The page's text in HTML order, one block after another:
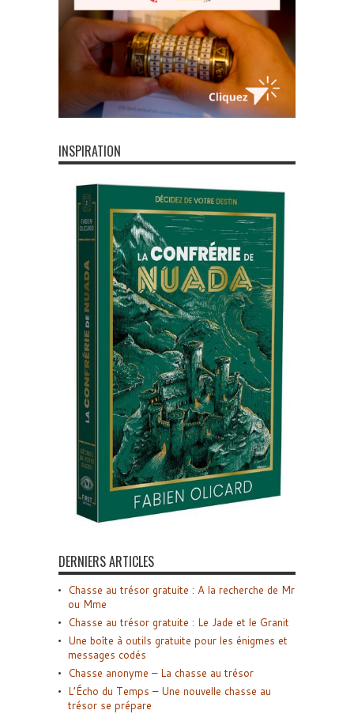
INSPIRATION
DERNIERS ARTICLES
Chasse au trésor gratuite : A la recherche de Mr
ou Mme
Chasse au trésor gratuite : Le Jade et le Granit
Une boîte à outils gratuite pour les énigmes et
messages codés
Chasse anonyme – La chasse au trésor
L’Écho du Temps – Une nouvelle chasse au
trésor se prépare